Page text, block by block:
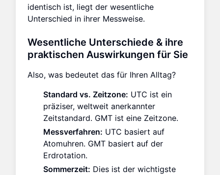
identisch ist, liegt der wesentliche
Unterschied in ihrer Messweise.
Wesentliche Unterschiede & ihre
praktischen Auswirkungen für Sie
Also, was bedeutet das für Ihren Alltag?
Standard vs. Zeitzone: UTC ist ein
präziser, weltweit anerkannter
Zeitstandard. GMT ist eine Zeitzone.
Messverfahren: UTC basiert auf
Atomuhren. GMT basiert auf der
Erdrotation.
Sommerzeit: Dies ist der wichtigste